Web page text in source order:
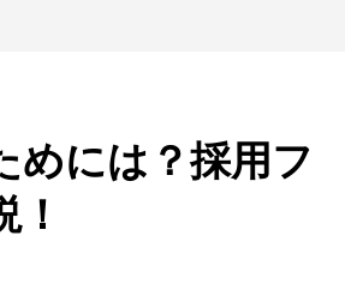
めには？採用フ